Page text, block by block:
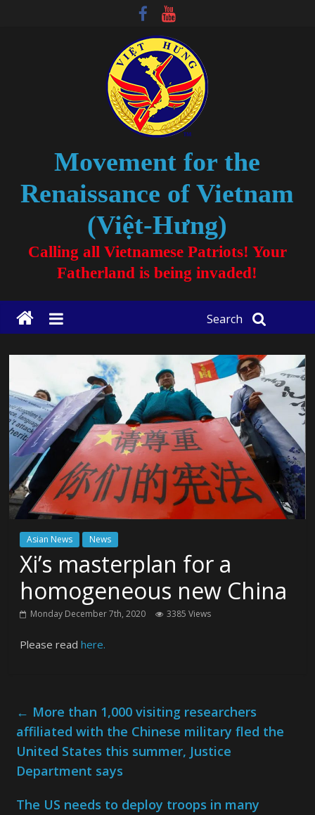
Movement for the
Renaissance of Vietnam
(Việt-Hưng)
Calling all Vietnamese Patriots! Your
Fatherland is being invaded!
Search
Asian News News
Xi’s masterplan for a
homogeneous new China
Monday December 7th, 2020 3385 Views
Please readhere.
← More than 1,000 visiting researchers
affiliated with the Chinese military fled the
United States this summer, Justice
Department says
The US needs to deploy troops in many